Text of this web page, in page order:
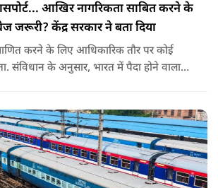
आखिर नागरिकता साबित करने के
जरूरी? केंद्र सरकार ने बता दिया
करने के लिए आधिकारिक तौर पर कोई
संविधान के अनुसार, भारत में पैदा होने वाला